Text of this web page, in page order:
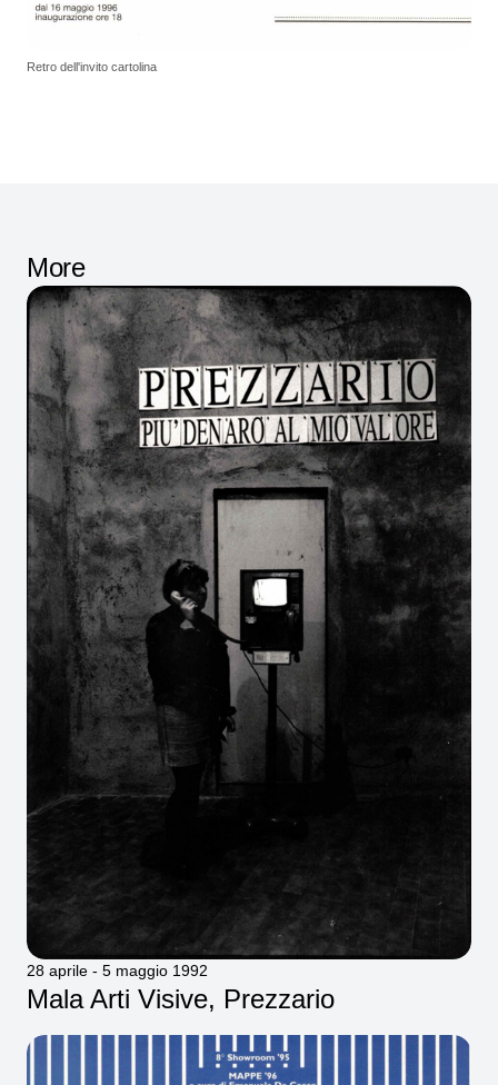
Retro dell'invito cartolina
More
28 aprile - 5 maggio 1992
Mala Arti Visive, Prezzario